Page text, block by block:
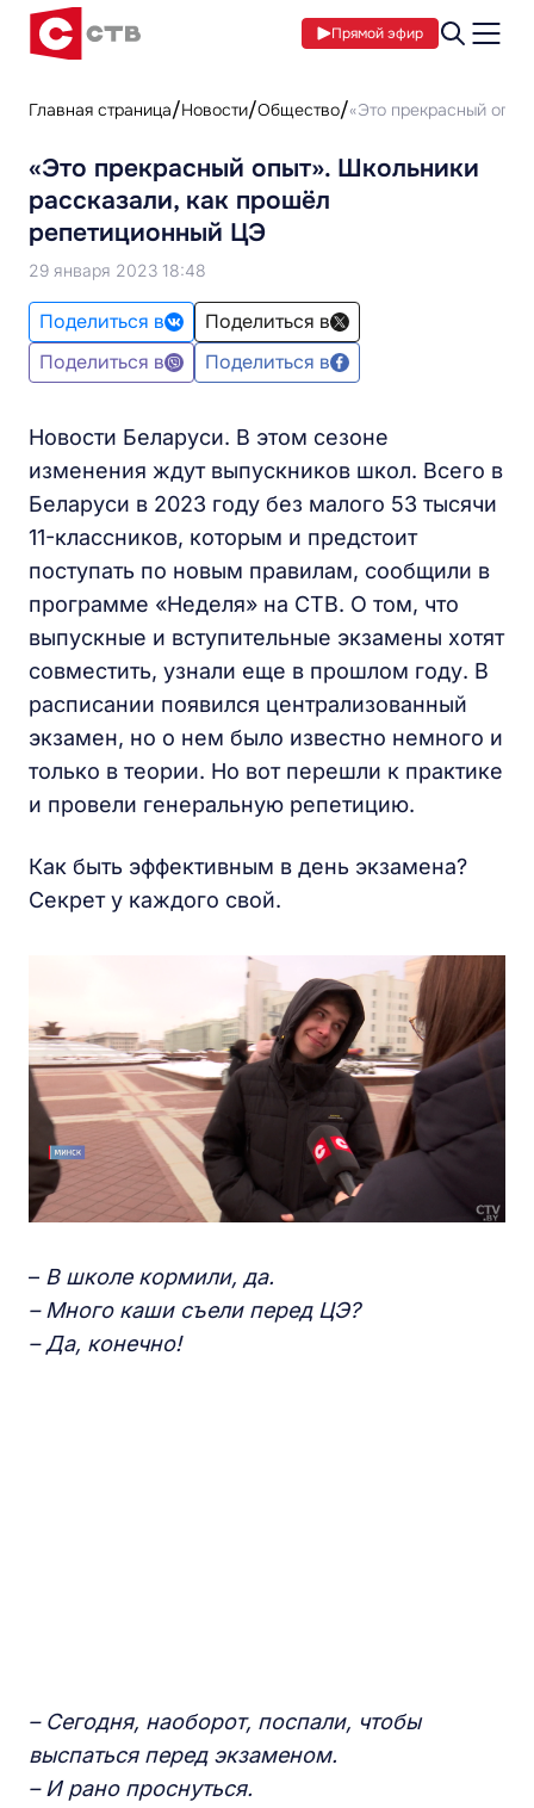
Прямой эфир
Главная страница Новости Общество «Это прекрасный
«Это прекрасный опыт». Школьники
рассказали, как прошёл
репетиционный ЦЭ
29 января 2023 18:48
Поделиться в
Поделиться в
Поделиться в
Поделиться в
Новости Беларуси. В этом сезоне
изменения ждут выпускников школ. Всего в
Беларуси в 2023 году без малого 53 тысячи
11-классников, которым и предстоит
поступать по новым правилам, сообщили в
программе «Неделя» на СТВ. О том, что
выпускные и вступительные экзамены хотят
совместить, узнали еще в прошлом году. В
расписании появился централизованный
экзамен, но о нем было известно немного и
только в теории. Но вот перешли к практике
и провели генеральную репетицию.
Как быть эффективным в день экзамена?
Секрет у каждого свой.
– В школе кормили, да.
– Много каши съели перед ЦЭ?
– Да, конечно!
– Сегодня, наоборот, поспали, чтобы
выспаться перед экзаменом.
– И рано проснуться.